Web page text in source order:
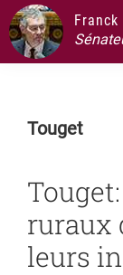
Passer
au
contenu
Passer
la
latérale
principale
Passer
au
pied
page
Franck
Touget
ruraux
leurs